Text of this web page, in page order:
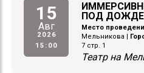
15
Авг
2026
15:00
ПОД
Место
Мельникова
7 стр. 1
Театр на